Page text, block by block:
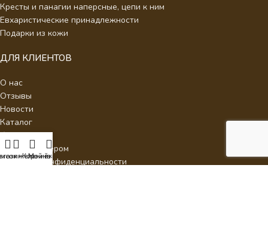
Кресты и панагии наперсные, цепи к ним
Евхаристические принадлежности
Подарки из кожи
ДЛЯ КЛИЕНТОВ
О нас
Отзывы
Новости
Каталог
Контакты
Стать партнером
Политика конфиденциальности
желаний
Корзина
Мой аккаунт